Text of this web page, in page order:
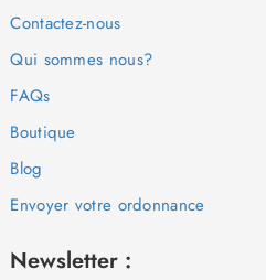
Contactez-nous
Qui sommes nous?
FAQs
Boutique
Blog
Envoyer votre ordonnance
Newsletter :